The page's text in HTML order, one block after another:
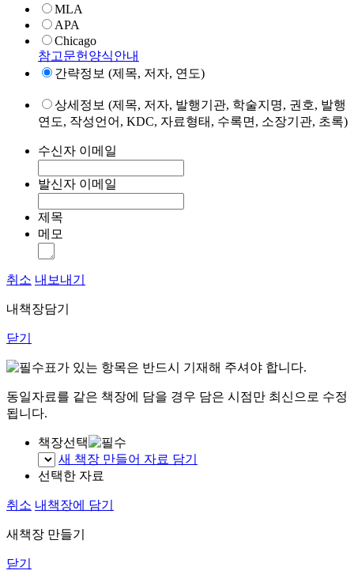
MLA
APA
Chicago
참고문헌양식안내
간략정보 (제목, 저자, 연도)
상세정보 (제목, 저자, 발행기관, 학술지명, 권호, 발행
연도, 작성언어, KDC, 자료형태, 수록면, 소장기관, 초록)
수신자 이메일
발신자 이메일
제목
메모
취소 내보내기
내책장담기
닫기
표가 있는 항목은 반드시 기재해 주셔야 합니다.
동일자료를 같은 책장에 담을 경우 담은 시점만 최신으로 수정
됩니다.
책장선택
새 책장 만들어 자료 담기
선택한 자료
취소 내책장에 담기
새책장 만들기
닫기